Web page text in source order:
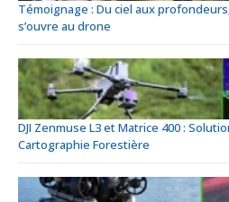
Témoignage : Du ciel aux
s’ouvre au drone
DJI Zenmuse L3 et Matrice 400 :
Cartographie Forestière